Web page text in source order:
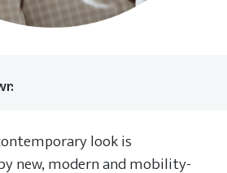
look is
new, modern and mobility-